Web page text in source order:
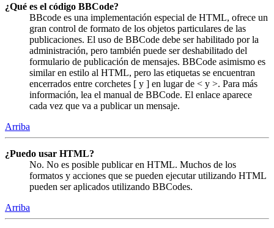
¿Qué es el código BBCode?
BBcode es una implementación especial de HTML, ofrece un
gran control de formato de los objetos particulares de las
publicaciones. El uso de BBCode debe ser habilitado por la
administración, pero también puede ser deshabilitado del
formulario de publicación de mensajes. BBCode asimismo es
similar en estilo al HTML, pero las etiquetas se encuentran
encerrados entre corchetes [ y ] en lugar de < y >. Para más
información, lea el manual de BBCode. El enlace aparece
cada vez que va a publicar un mensaje.
Arriba
¿Puedo usar HTML?
No. No es posible publicar en HTML. Muchos de los
formatos y acciones que se pueden ejecutar utilizando HTML
pueden ser aplicados utilizando BBCodes.
Arriba